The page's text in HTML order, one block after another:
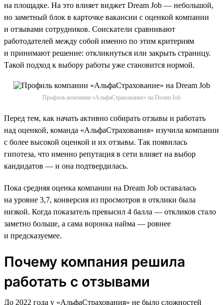
на площадке. На это влияет виджет Dream Job — небольшой,
но заметный блок в карточке вакансии с оценкой компании
и отзывами сотрудников. Соискатели сравнивают
работодателей между собой именно по этим критериям
и принимают решение: откликнуться или закрыть страницу.
Такой подход к выбору работы уже становится нормой.
Профиль компании «АльфаСтрахование» на Dream Job
Перед тем, как начать активно собирать отзывы и работать
над оценкой, команда «АльфаСтрахования» изучила компании
с более высокой оценкой и их отзывы. Так появилась
гипотеза, что именно репутация в сети влияет на выбор
кандидатов — и она подтвердилась.
Пока средняя оценка компании на Dream Job оставалась
на уровне 3,7, конверсия из просмотров в отклики была
низкой. Когда показатель превысил 4 балла — откликов стало
заметно больше, а сама воронка найма — ровнее
и предсказуемее.
Почему компания решила
работать с отзывами
До 2022 года у «АльфаСтрахования» не было сложностей